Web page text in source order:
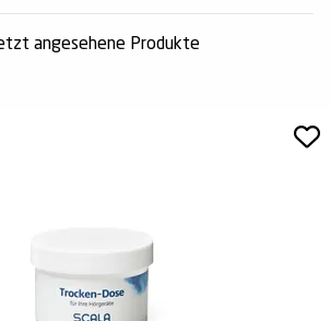
angesehene Produkte